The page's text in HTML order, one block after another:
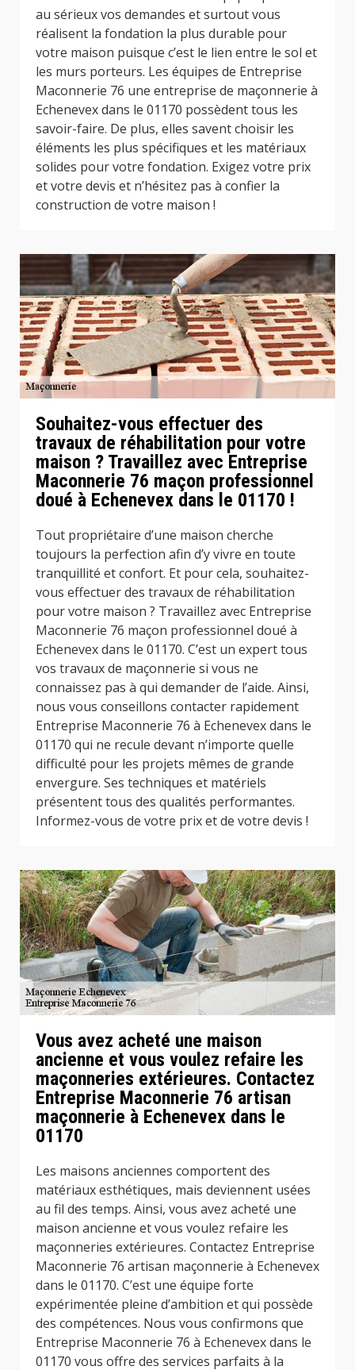
au sérieux vos demandes et surtout vous
réalisent la fondation la plus durable pour
votre maison puisque c’est le lien entre le sol et
les murs porteurs. Les équipes de Entreprise
Maconnerie 76 une entreprise de maçonnerie à
Echenevex dans le 01170 possèdent tous les
savoir-faire. De plus, elles savent choisir les
éléments les plus spécifiques et les matériaux
solides pour votre fondation. Exigez votre prix
et votre devis et n’hésitez pas à confier la
construction de votre maison !
Souhaitez-vous effectuer des
travaux de réhabilitation pour votre
maison ? Travaillez avec Entreprise
Maconnerie 76 maçon professionnel
doué à Echenevex dans le 01170 !
Tout propriétaire d’une maison cherche
toujours la perfection afin d’y vivre en toute
tranquillité et confort. Et pour cela, souhaitez-
vous effectuer des travaux de réhabilitation
pour votre maison ? Travaillez avec Entreprise
Maconnerie 76 maçon professionnel doué à
Echenevex dans le 01170. C’est un expert tous
vos travaux de maçonnerie si vous ne
connaissez pas à qui demander de l’aide. Ainsi,
nous vous conseillons contacter rapidement
Entreprise Maconnerie 76 à Echenevex dans le
01170 qui ne recule devant n’importe quelle
difficulté pour les projets mêmes de grande
envergure. Ses techniques et matériels
présentent tous des qualités performantes.
Informez-vous de votre prix et de votre devis !
Vous avez acheté une maison
ancienne et vous voulez refaire les
maçonneries extérieures. Contactez
Entreprise Maconnerie 76 artisan
maçonnerie à Echenevex dans le
01170
Les maisons anciennes comportent des
matériaux esthétiques, mais deviennent usées
au fil des temps. Ainsi, vous avez acheté une
maison ancienne et vous voulez refaire les
maçonneries extérieures. Contactez Entreprise
Maconnerie 76 artisan maçonnerie à Echenevex
dans le 01170. C’est une équipe forte
expérimentée pleine d’ambition et qui possède
des compétences. Nous vous confirmons que
Entreprise Maconnerie 76 à Echenevex dans le
01170 vous offre des services parfaits à la